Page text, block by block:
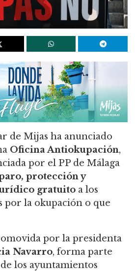
de Mijas ha anunciado
Oficina Antiokupación,
por el PP de Málaga
protección y
gratuito a los
por la okupación o que
por la presidenta
Navarro, forma parte
los ayuntamientos